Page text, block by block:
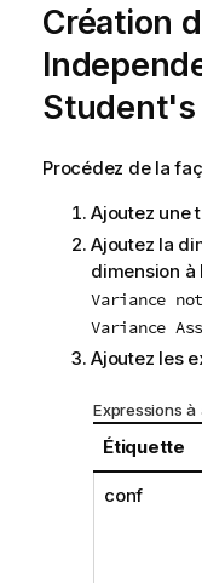
Création
Procédez de la
Ajoutez une
Ajoutez la
dimension à
Variance
Variance
Ajoutez les
Expressions à
Étiquette
conf